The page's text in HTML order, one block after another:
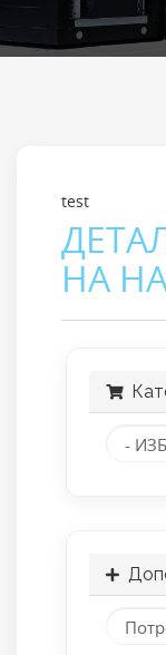
test
НА